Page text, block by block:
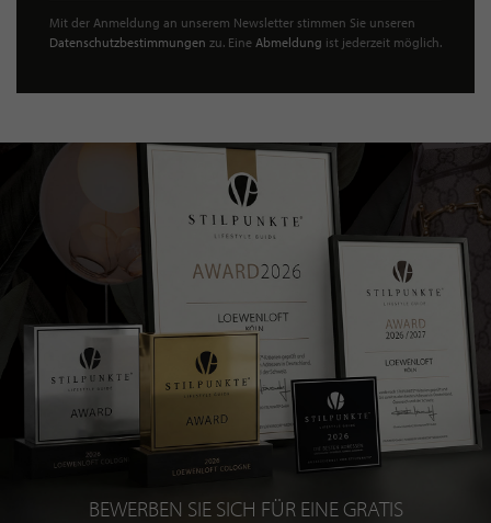
Mit der Anmeldung an unserem Newsletter stimmen Sie unseren
Datenschutzbestimmungen zu. Eine Abmeldung ist jederzeit möglich.
BEWERBEN SIE SICH FÜR EINE GRATIS